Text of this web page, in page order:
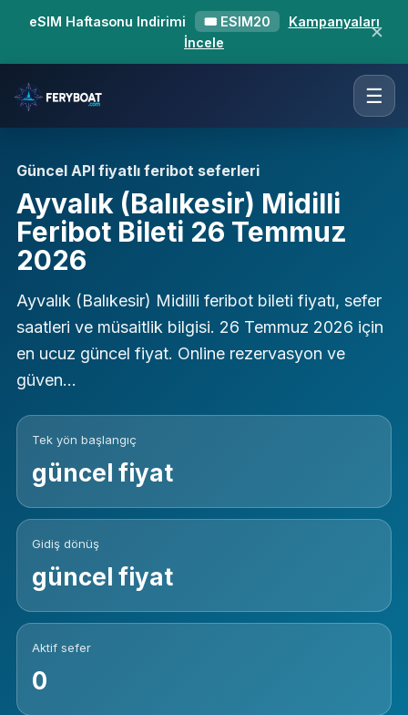
eSIM Haftasonu Indirimi 🎟 ESIM20
Kampanyaları
İncele
✕
☰
Güncel API fiyatlı feribot seferleri
Ayvalık (Balıkesir) Midilli
Feribot Bileti 26 Temmuz
2026
Ayvalık (Balıkesir) Midilli feribot bileti fiyatı, sefer
saatleri ve müsaitlik bilgisi. 26 Temmuz 2026 için
en ucuz güncel fiyat. Online rezervasyon ve
güven…
Tek yön başlangıç
güncel fiyat
Gidiş dönüş
güncel fiyat
Aktif sefer
0